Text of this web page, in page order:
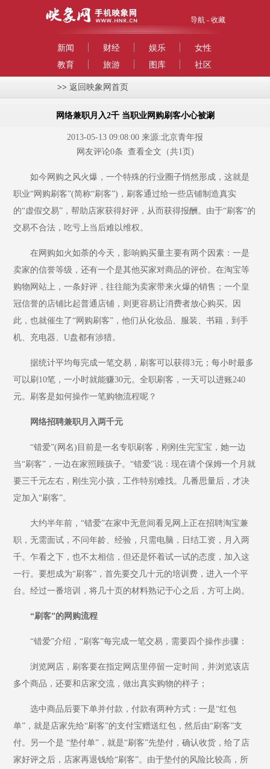
导航 - 收藏
新闻 财经 娱乐
女性
教育
旅游 图库 社区
>> 返回映象网首页
网络兼职月入2千 当职业网购刷客小心被涮
2013-05-13 09:08:00 来源:北京青年报
网友评论0条 查看全文 （共1页)
如今网购之风火爆，一个特殊的行业圈子悄然形成，这就是
职业“网购刷客”(简称“刷客”)，刷客通过给一些店铺制造真实
的“虚假交易”，帮助店家获得好评，从而获得报酬。由于“刷客“的
交易不合法，吃亏上当后难以维权。
在网购如火如荼的今天，影响购买量主要有两个因素：一是
卖家的信誉等级，还有一个是其他买家对商品的评价。在淘宝等
购物网站上，一条好评，往往能为卖家带来火爆的销售；一个皇
冠信誉的店铺比起普通店铺，则更容易让消费者放心购买。因
此，也就催生了“网购刷客”，他们从化妆品、服装、书籍，到手
机、充电器、U盘都有涉猎。
据统计平均每完成一笔交易，刷客可以获得3元；每小时最多
可以刷10笔，一小时就能赚30元。全职刷客，一天可以进账240
元。刷客是如何操作一笔购物流程呢？
网络招聘兼职月入两千元
“错爱”(网名)目前是一名专职刷客，刚刚生完宝宝，她一边
当“刷客”，一边在家照顾孩子。“错爱”说：现在请个保姆一个月就
要三千元左右，刚生完小孩，工作特别难找。几番思量后，才决
定加入“刷客”。
大约半年前，“错爱”在家中无意间看见网上正在招聘淘宝兼
职，无需面试，不问年龄、经验，只需电脑，日结工资，月入两
千。乍看之下，也不太相信，但还是怀着试一试的态度，加入这
一行。要想成为“刷客”，首先要交几十元的培训费，进入一个平
台。经过一番培训，将几十页的材料熟记于心之后，方可上岗。
“刷客”的网购流程
“错爱”介绍，“刷客”每完成一笔交易，需要四个操作步骤：
浏览网店，刷客要在指定网店里停留一定时间，并浏览该店
多个商品，还要和店家交流，做出真实购物的样子；
选中商品后要下单并付款，付款有两种方式：一是“红包
单”，就是店家先给“刷客”的支付宝赠送红包，然后由“刷客”支
付。另一个是 “垫付单”，就是“刷客”先垫付，确认收货，给了店
家好评之后，店家再退钱给“刷客”。由于垫付的风险比较高，所